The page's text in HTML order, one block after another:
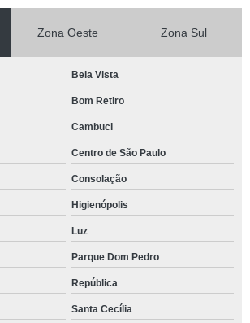
Zona Oeste Zona Sul
Bela Vista
Bom Retiro
Cambuci
Centro de São Paulo
Consolação
Higienópolis
Luz
Parque Dom Pedro
República
Santa Cecília